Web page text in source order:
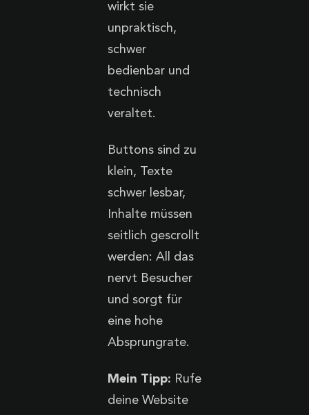
wirkt sie
unpraktisch,
schwer
bedienbar und
technisch
veraltet.
Buttons sind zu
klein, Texte
schwer lesbar,
Inhalte müssen
seitlich gescrollt
werden: All das
nervt Besucher
und sorgt für
eine hohe
Absprungrate.
Mein Tipp: Rufe
deine Website